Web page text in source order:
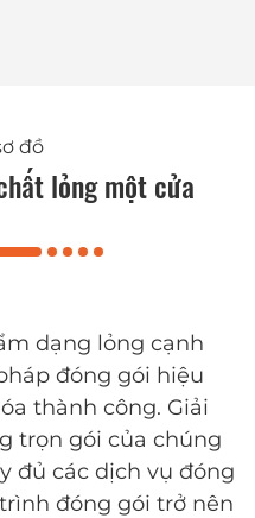
đồ
lỏng một cửa
dạng lỏng cạnh
đóng gói hiệu
thành công. Giải
trọn gói của chúng
đủ các dịch vụ đóng
đóng gói trở nên